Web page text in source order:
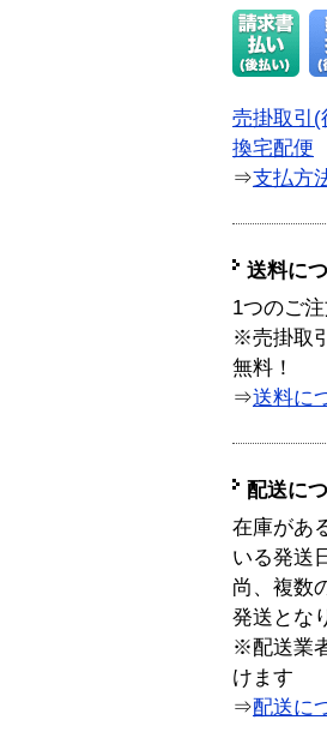
売掛取引(
換宅配便
⇒支払方
送料に
1つのご
※売掛取
無料！
⇒送料に
配送に
在庫があ
いる発送
尚、複数
発送とな
※配送業
けます
⇒配送に